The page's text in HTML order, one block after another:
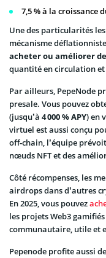
7,5 % à la croissance
Une des particularités
mécanisme
acheter ou améliorer
quantité en circulation
Par ailleurs, PepeNode
presale. Vous pouvez
(jusqu’à 4 000 % APY) en
virtuel est aussi conçu
off‑chain, l’équipe
nœuds NFT et des
Côté récompenses, les
airdrops dans d’autres
En 2025, vous pouvez
les projets Web3
communautaire, utile et
Pepenode profite aussi